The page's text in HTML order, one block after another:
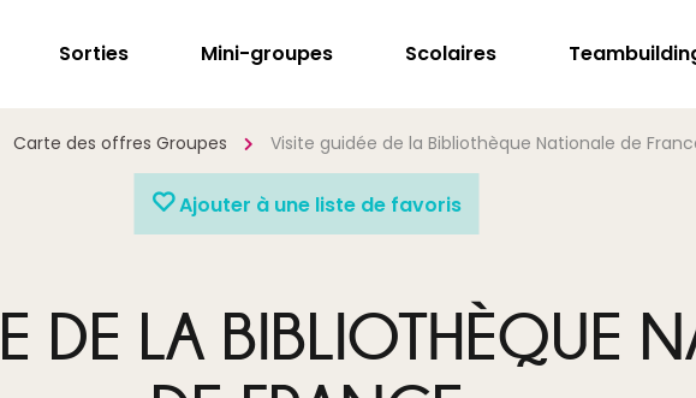
Sorties Mini-groupes Scolaires
Carte des offres Groupes Visite guidée de la Bibliothèque Nationale de
Ajouter à une liste de favoris
DE LA BIBLIOTHÈQUE